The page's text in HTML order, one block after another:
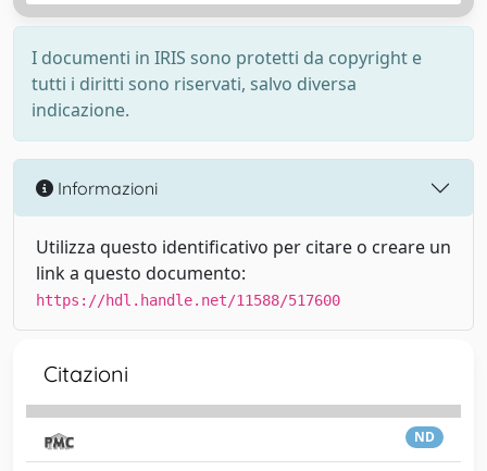
I documenti in IRIS sono protetti da copyright e
tutti i diritti sono riservati, salvo diversa
indicazione.
Informazioni
Utilizza questo identificativo per citare o creare un
link a questo documento:
https://hdl.handle.net/11588/517600
Citazioni
ND